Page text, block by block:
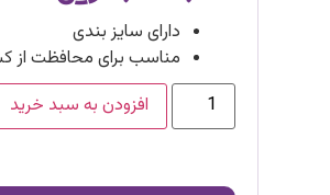
دارای سایز بندی
مناسب برای محافظت از
افزودن به سبد خرید